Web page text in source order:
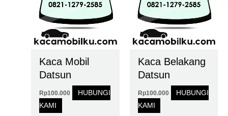
Kaca Mobil
Datsun
Rp100.000
HUBUNGI
KAMI
Kaca Belakang
Datsun
Rp100.000
HUBUNGI
KAMI